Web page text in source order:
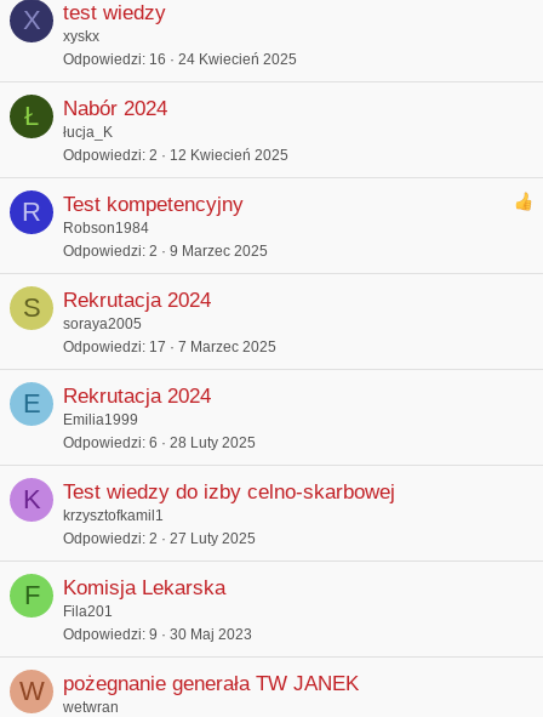
X test wiedzy
xyskx
Odpowiedzi 16 24 Kwiecień 2025
Ł Nabór 2024
łucja_K
Odpowiedzi 2 12 Kwiecień 2025
R Test kompetencyjny
Robson1984
Odpowiedzi 2 9 Marzec 2025
S Rekrutacja 2024
soraya2005
Odpowiedzi 17 7 Marzec 2025
E Rekrutacja 2024
Emilia1999
Odpowiedzi 6 28 Luty 2025
K Test wiedzy do izby celno-skarbowej
krzysztofkamil1
Odpowiedzi 2 27 Luty 2025
F Komisja Lekarska
Fila201
Odpowiedzi 9 30 Maj 2023
W pożegnanie generała TW JANEK
wetwran